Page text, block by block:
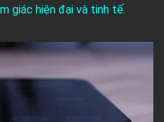
giác hiện đại và tinh tế.